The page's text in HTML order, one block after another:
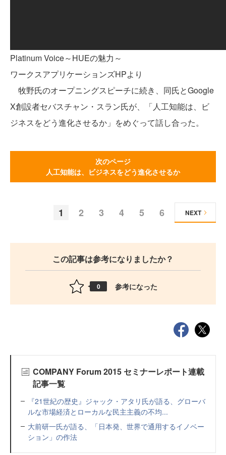
Platinum Voice～HUEの魅力～
ワークスアプリケーションズHPより
牧野氏のオープニングスピーチに続き、同氏とGoogle
X創設者セバスチャン・スラン氏が、「人工知能は、ビ
ジネスをどう進化させるか」をめぐって話し合った。
次のページ
人工知能は、ビジネスをどう進化させるか
1 2 3 4 5 6 NEXT
この記事は参考になりましたか？
0 参考になった
COMPANY Forum 2015 セミナーレポート連載
記事一覧
『21世紀の歴史』ジャック・アタリ氏が語る、グローバ
ルな市場経済とローカルな民主主義の不均...
大前研一氏が語る、「日本発、世界で通用するイノベー
ション」の作法